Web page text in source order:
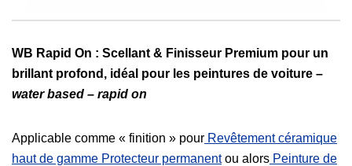
WB Rapid On : Scellant & Finisseur Premium pour un
brillant profond, idéal pour les peintures de voiture –
water based – rapid on
Applicable comme « finition » pour Revêtement céramique
haut de gamme Protecteur permanentou alors Peinture de